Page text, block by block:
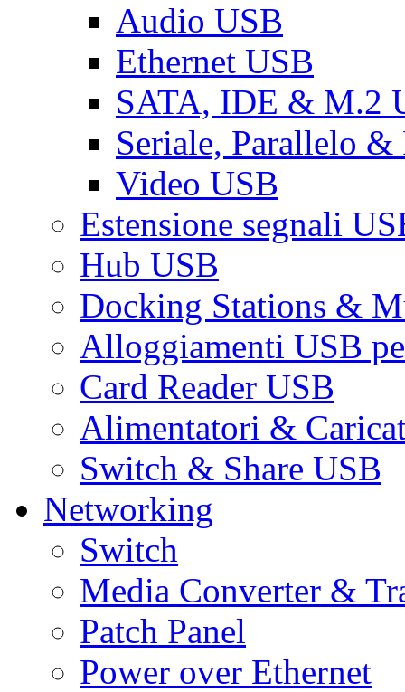
Audio USB
Ethernet USB
SATA, IDE & M.2
Seriale, Parallelo &
Video USB
Estensione segnali
Hub USB
Docking Stations &
Alloggiamenti USB
Card Reader USB
Alimentatori &
Switch & Share USB
Networking
Switch
Media Converter &
Patch Panel
Power over Ethernet